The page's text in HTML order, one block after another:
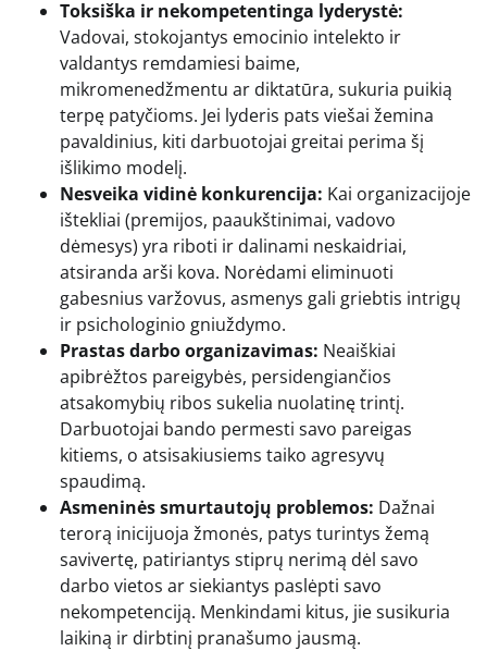
Toksiška ir nekompetentinga lyderystė:
Vadovai, stokojantys emocinio intelekto ir
valdantys remdamiesi baime,
mikromenedžmentu ar diktatūra, sukuria puikią
terpę patyčioms. Jei lyderis pats viešai žemina
pavaldinius, kiti darbuotojai greitai perima šį
išlikimo modelį.
Nesveika vidinė konkurencija: Kai organizacijoje
ištekliai (premijos, paaukštinimai, vadovo
dėmesys) yra riboti ir dalinami neskaidriai,
atsiranda arši kova. Norėdami eliminuoti
gabesnius varžovus, asmenys gali griebtis intrigų
ir psichologinio gniuždymo.
Prastas darbo organizavimas: Neaiškiai
apibrėžtos pareigybės, persidengiančios
atsakomybių ribos sukelia nuolatinę trintį.
Darbuotojai bando permesti savo pareigas
kitiems, o atsisakiusiems taiko agresyvų
spaudimą.
Asmeninės smurtautojų problemos: Dažnai
terorą inicijuoja žmonės, patys turintys žemą
savivertę, patiriantys stiprų nerimą dėl savo
darbo vietos ar siekiantys paslėpti savo
nekompetenciją. Menkindami kitus, jie susikuria
laikiną ir dirbtinį pranašumo jausmą.